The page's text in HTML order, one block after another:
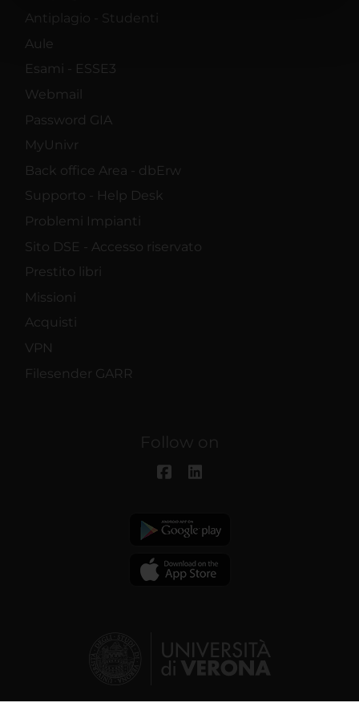
nostri partner che si occupano di analisi dei dati web,
con altre informazioni che hai fornito loro o che hanno
raccolto dal tuo utilizzo dei loro servizi.
Antiplagio - Studenti
Aule
Esami - ESSE3
Webmail
Password GIA
MyUnivr
Back office Area - dbErw
Supporto - Help Desk
Problemi Impianti
Sito DSE - Accesso riservato
Prestito libri
Missioni
Acquisti
VPN
Filesender GARR
Follow on